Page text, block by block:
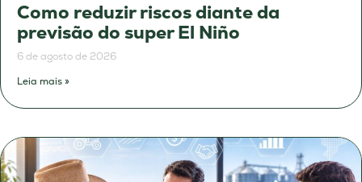
Como reduzir riscos diante da
previsão do super El Niño
6 de agosto de 2026
Leia mais »